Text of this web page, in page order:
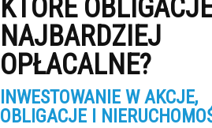
KTÓRE
NAJBARDZIEJ
OPŁACALNE?
INWESTOWANIE W AKCJE,
OBLIGACJE I